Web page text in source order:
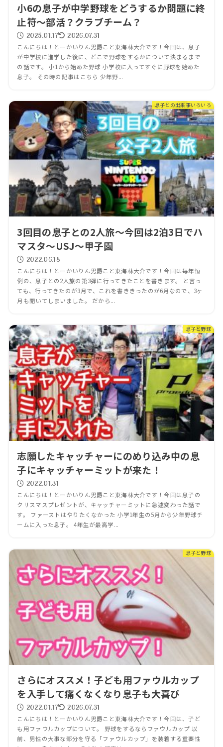
小6の息子が中学野球をどうするか問題に終
止符～部活？クラブチーム？
2025.01.17 2026.07.31
こんにちは！とーかいりん男爵こと東海林大介です！今回は、息子
が中学校に進学した後に、どこで野球をするかについて決まるまで
の話です。 小1から始めた野球 小学校に入ってすぐに野球を始めた
息子。 その時の記事はこちら 少年野...
息子との出来事いろいろ
3回目の息子との2人旅～今回は2泊3日でハ
マスタ～USJ～甲子園
2022.06.18
こんにちは！とーかいりん男爵こと東海林大介です！今回は毎年恒
例の、息子との2人旅の第3弾に行ってきたことを書きます。 と言っ
ても、行ってきたのが3月で、これを書ききったのが6月なので、3ヶ
月も開いてしまいました。 だから...
息子と野球
志願したキャッチャーにのめり込み中の息
子にキャッチャーミットが来た！
2022.01.31
こんにちは！とーかいりん男爵こと東海林大介です！今回は息子の
クリスマスプレゼントが、キャッチャーミットに急遽変わった話で
す。 ファーストはやりたくなかった 小学1年生の5月から少年野球チ
ームに入った息子。 4年生が最高学...
息子と野球
さらにオススメ！子ども用ファウルカップ
を入手して痛くなくなり息子も大喜び
2022.01.17 2026.07.31
こんにちは！とーかいりん男爵こと東海林大介です！今回は、子ど
も用ファウルカップについて。 野球をするならファウルカップ 以
前、男性の大事な部分を守る「ファウルカップ」を装着する重要性